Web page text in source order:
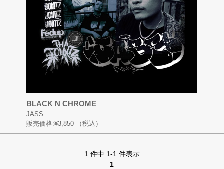
BLACK N CHROME
JASS
販売価格:¥3,850 （税込）
1 件中 1-1 件表示
1